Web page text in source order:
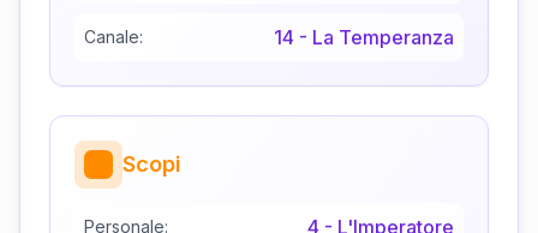
Canale: 14 - La Temperanza
Scopi
Personale: 4 - L'Imperatore